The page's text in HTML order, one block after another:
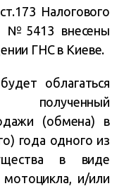
Налогового
№5413 внесены
ГНС в Киеве.
облагаться
(обмена) в
года одного из
в виде
мотоцикла, и/или